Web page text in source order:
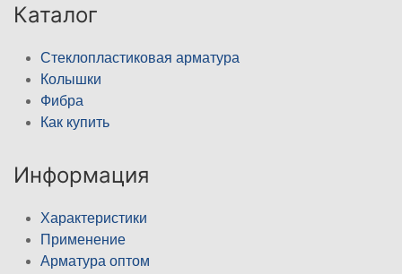
Каталог
Стеклопластиковая арматура
Колышки
Фибра
Как купить
Информация
Характеристики
Применение
Арматура оптом